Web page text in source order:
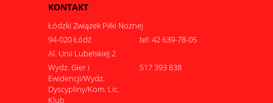
KONTAKT
Łódzki Związek Piłki Nożnej
94-020 Łódź
tel: 42 639-78-05
Al. Unii Lubelskiej 2
Wydz. Gier i
Ewidencji/Wydz.
Dyscypliny/Kom. Lic.
Klub
517 393 838